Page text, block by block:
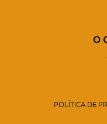
O
POLÍTICA DE